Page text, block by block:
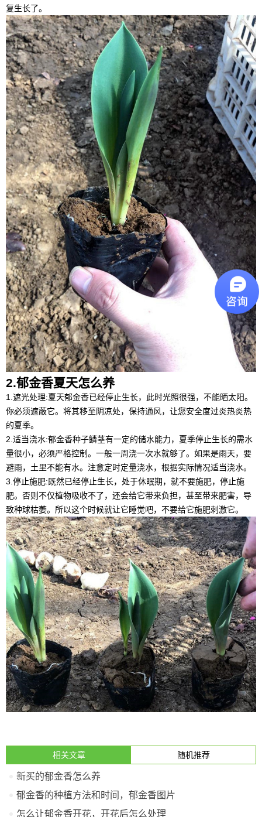
复生长了。
2.郁金香夏天怎么养
1.遮光处理:夏天郁金香已经停止生长，此时光照很强，不能晒太阳。
你必须遮蔽它。将其移至阴凉处，保持通风，让您安全度过炎热炎热
的夏季。
2.适当浇水:郁金香种子鳞茎有一定的储水能力，夏季停止生长的需水
量很小，必须严格控制。一般一周浇一次水就够了。如果是雨天，要
避雨，土里不能有水。注意定时定量浇水，根据实际情况适当浇水。
3.停止施肥:既然已经停止生长，处于休眠期，就不要施肥，停止施
肥。否则不仅植物吸收不了，还会给它带来负担，甚至带来肥害，导
致种球枯萎。所以这个时候就让它睡觉吧，不要给它施肥刺激它。
相关文章 随机推荐
新买的郁金香怎么养
郁金香的种植方法和时间，郁金香图片
怎么让郁金香开花，开花后怎么处理